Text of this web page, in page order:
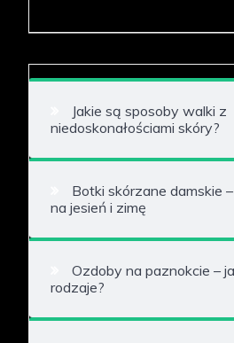
Jakie są sposoby walki z
niedoskonałościami skóry?
Botki skórzane damskie
na jesień i zimę
Ozdoby na paznokcie –
rodzaje?